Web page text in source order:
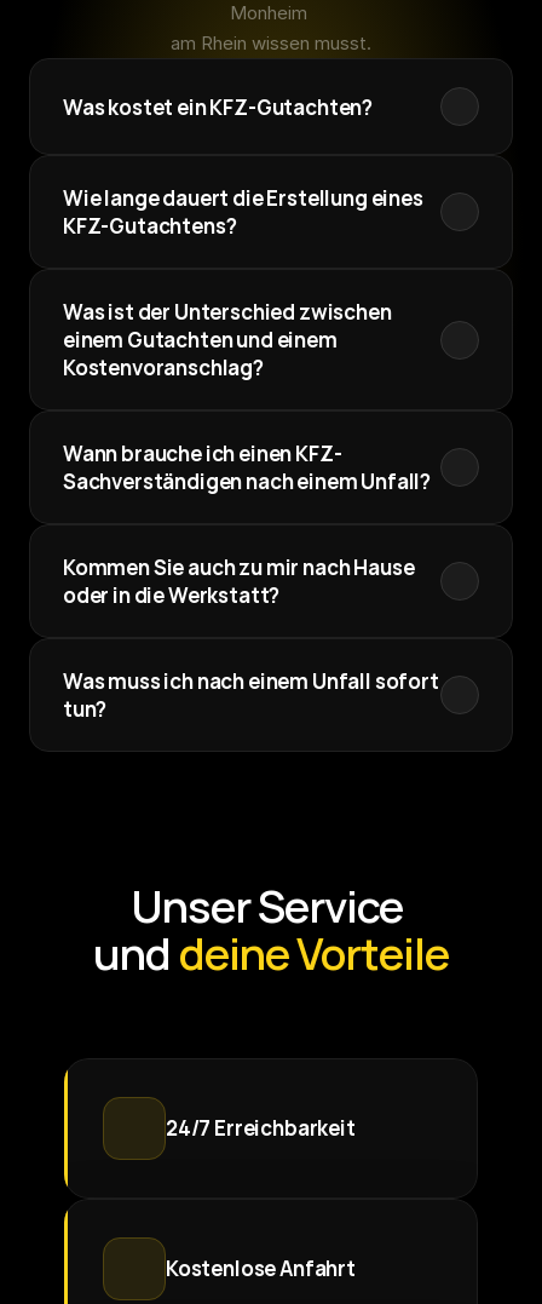
Monheim
am Rhein wissen musst.
Was kostet ein KFZ-Gutachten?
Wie lange dauert die Erstellung eines
KFZ-Gutachtens?
Was ist der Unterschied zwischen
einem Gutachten und einem
Kostenvoranschlag?
Wann brauche ich einen KFZ-
Sachverständigen nach einem Unfall?
Kommen Sie auch zu mir nach Hause
oder in die Werkstatt?
Was muss ich nach einem Unfall sofort
tun?
Unser Service
und deine Vorteile
24/7 Erreichbarkeit
Kostenlose Anfahrt